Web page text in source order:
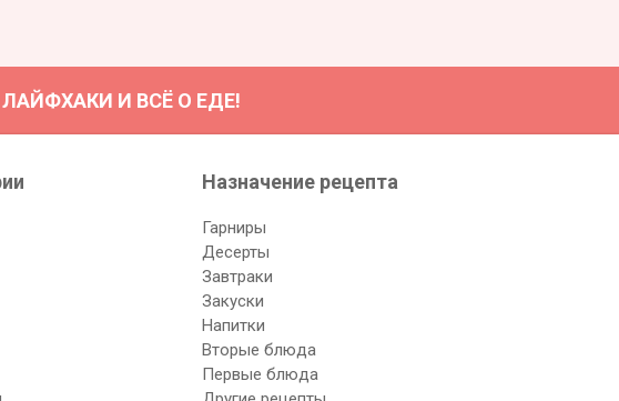
И ВСЁ О ЕДЕ!
Назначение рецептa
Гарниры
Десерты
Завтраки
Закуски
Напитки
Вторые блюда
Первые блюда